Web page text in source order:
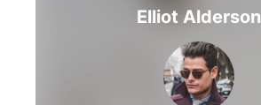
Elliot Alderson